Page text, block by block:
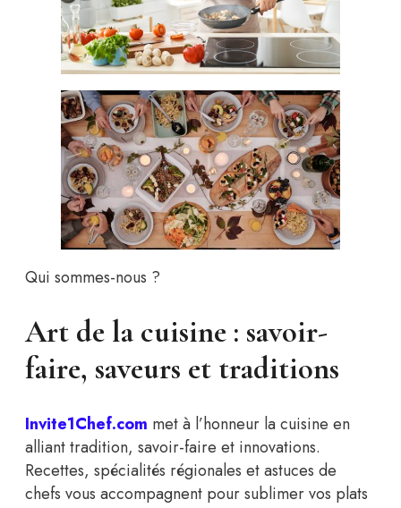
Qui sommes-nous ?
Art de la cuisine : savoir-
faire, saveurs et traditions
Invite1Chef.com met à l’honneur la cuisine en
alliant tradition, savoir-faire et innovations.
Recettes, spécialités régionales et astuces de
chefs vous accompagnent pour sublimer vos plats